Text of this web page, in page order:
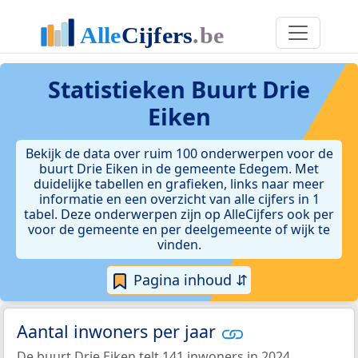
Statistieken Buurt Drie
Eiken
Bekijk de data over ruim 100 onderwerpen voor de
buurt Drie Eiken in de gemeente Edegem. Met
duidelijke tabellen en grafieken, links naar meer
informatie en een overzicht van alle cijfers in 1
tabel. Deze onderwerpen zijn op AlleCijfers ook per
voor de gemeente en per deelgemeente of wijk te
vinden.
Pagina inhoud ⇵
Aantal inwoners per jaar